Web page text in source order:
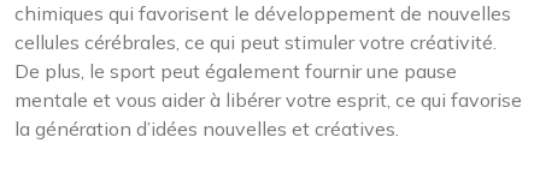
chimiques qui favorisent le développement de nouvelles
cellules cérébrales, ce qui peut stimuler votre créativité.
De plus, le sport peut également fournir une pause
mentale et vous aider à libérer votre esprit, ce qui favorise
la génération d’idées nouvelles et créatives.